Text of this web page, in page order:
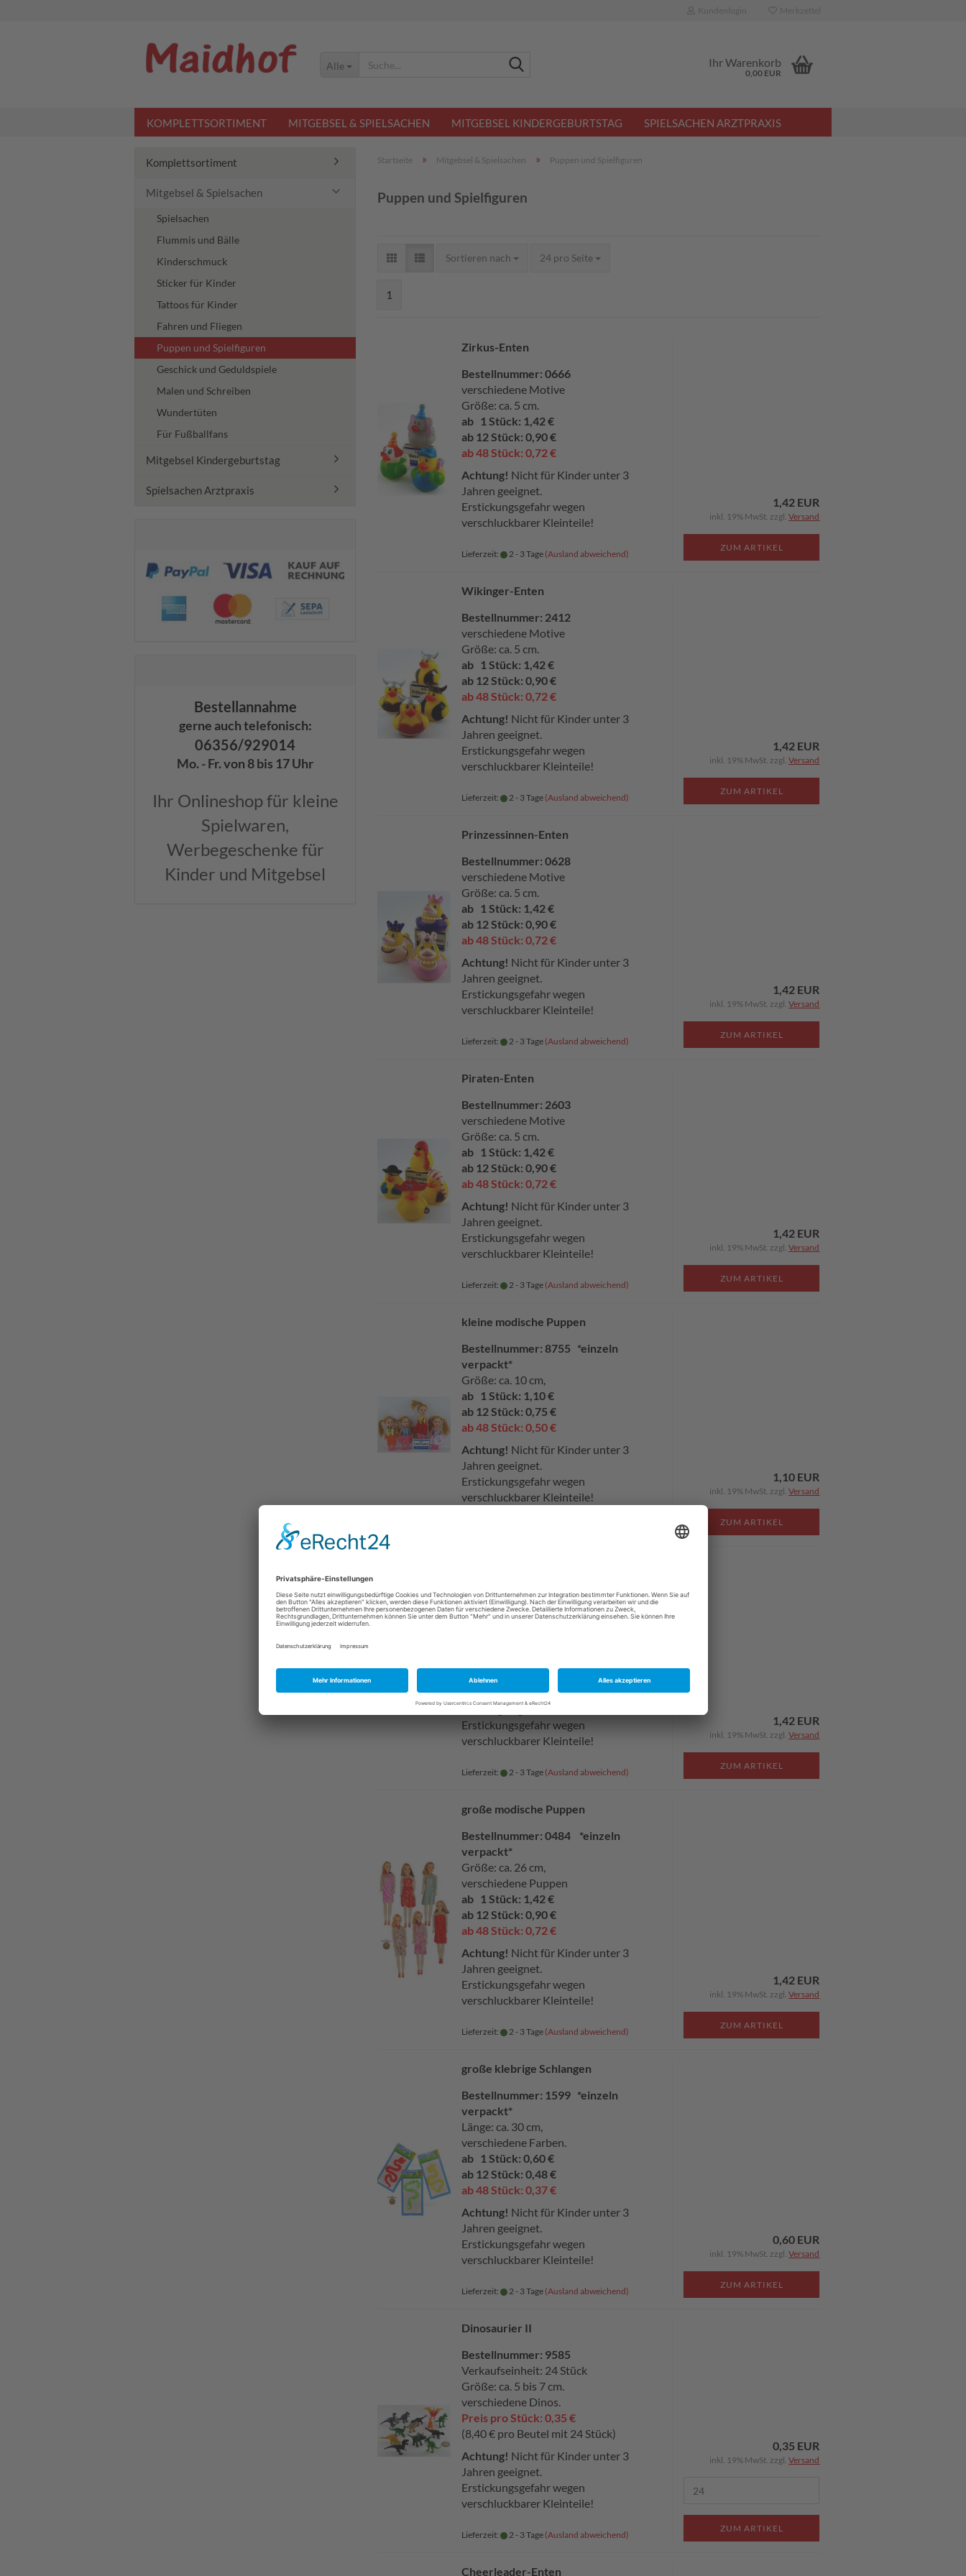
Kundenlogin Merkzettel
Alle Ihr Warenkorb
0,00 EUR
KOMPLETTSORTIMENT MITGEBSEL & SPIELSACHEN MITGEBSEL KINDERGEBURTSTAG SPIELSACHEN ARZTPRAXIS
Startseite » Mitgebsel & Spielsachen » Puppen und Spielfiguren
Puppen und Spielfiguren
Sortieren nach
Sortieren nach 24 pro Seite
pro Seite
1
Zirkus-Enten
Bestellnummer: 0666
verschiedene Motive
Größe: ca. 5 cm.
ab 1 Stück: 1,42 €
ab 12 Stück: 0,90 €
ab 48 Stück: 0,72 €
Achtung! Nicht für Kinder unter 3
Jahren geeignet.
Erstickungsgefahr wegen
verschluckbarer Kleinteile!
Lieferzeit: 2 - 3 Tage (Ausland abweichend)
1,42 EUR
inkl. 19% MwSt. zzgl.Versand
ZUM ARTIKEL
Wikinger-Enten
Bestellnummer: 2412
verschiedene Motive
Größe: ca. 5 cm.
ab 1 Stück: 1,42 €
ab 12 Stück: 0,90 €
ab 48 Stück: 0,72 €
Achtung! Nicht für Kinder unter 3
Jahren geeignet.
Erstickungsgefahr wegen
verschluckbarer Kleinteile!
Lieferzeit: 2 - 3 Tage (Ausland abweichend)
1,42 EUR
inkl. 19% MwSt. zzgl.Versand
ZUM ARTIKEL
Prinzessinnen-Enten
Bestellnummer: 0628
verschiedene Motive
Größe: ca. 5 cm.
ab 1 Stück: 1,42 €
ab 12 Stück: 0,90 €
ab 48 Stück: 0,72 €
Achtung! Nicht für Kinder unter 3
Jahren geeignet.
Erstickungsgefahr wegen
verschluckbarer Kleinteile!
Lieferzeit: 2 - 3 Tage (Ausland abweichend)
1,42 EUR
inkl. 19% MwSt. zzgl.Versand
ZUM ARTIKEL
Piraten-Enten
Bestellnummer: 2603
verschiedene Motive
Größe: ca. 5 cm.
ab 1 Stück: 1,42 €
ab 12 Stück: 0,90 €
ab 48 Stück: 0,72 €
Achtung! Nicht für Kinder unter 3
Jahren geeignet.
Erstickungsgefahr wegen
verschluckbarer Kleinteile!
Lieferzeit: 2 - 3 Tage (Ausland abweichend)
1,42 EUR
inkl. 19% MwSt. zzgl.Versand
ZUM ARTIKEL
kleine modische Puppen
Bestellnummer: 8755 *einzeln
verpackt*
Größe: ca. 10 cm,
ab 1 Stück: 1,10 €
ab 12 Stück: 0,75 €
ab 48 Stück: 0,50 €
Achtung! Nicht für Kinder unter 3
Jahren geeignet.
Erstickungsgefahr wegen
verschluckbarer Kleinteile!
1,10 EUR
inkl. 19% MwSt. zzgl.Versand
ZUM ARTIKEL
Bestellnummer: 6530
verschiedene Motive.
Größe: ca. 5 cm.
ab 48 Stück: 0,72 €
Achtung!Nicht für Kinder unter 3
Jahren geeignet.
Erstickungsgefahr wegen
verschluckbarer Kleinteile!
Lieferzeit: 2 - 3 Tage (Ausland abweichend)
1,42 EUR
inkl. 19% MwSt. zzgl.Versand
ZUM ARTIKEL
große modische Puppen
Bestellnummer: 0484 *einzeln
verpackt*
Größe: ca. 26 cm,
verschiedene Puppen
ab 1 Stück: 1,42 €
ab 12 Stück: 0,90 €
ab 48 Stück: 0,72 €
Achtung! Nicht für Kinder unter 3
Jahren geeignet.
Erstickungsgefahr wegen
verschluckbarer Kleinteile!
Lieferzeit: 2 - 3 Tage (Ausland abweichend)
1,42 EUR
inkl. 19% MwSt. zzgl.Versand
ZUM ARTIKEL
große klebrige Schlangen
Bestellnummer: 1599 *einzeln
verpackt*
Länge: ca. 30 cm,
verschiedene Farben.
ab 1 Stück: 0,60 €
ab 12 Stück: 0,48 €
ab 48 Stück: 0,37 €
Achtung! Nicht für Kinder unter 3
Jahren geeignet.
Erstickungsgefahr wegen
verschluckbarer Kleinteile!
Lieferzeit: 2 - 3 Tage (Ausland abweichend)
0,60 EUR
inkl. 19% MwSt. zzgl.Versand
ZUM ARTIKEL
Dinosaurier II
Bestellnummer: 9585
Verkaufseinheit: 24 Stück
Größe: ca. 5 bis 7 cm.
verschiedene Dinos.
Preis pro Stück: 0,35 €
(8,40 € pro Beutel mit 24 Stück)
Achtung! Nicht für Kinder unter 3
Jahren geeignet.
Erstickungsgefahr wegen
verschluckbarer Kleinteile!
Lieferzeit: 2 - 3 Tage (Ausland abweichend)
0,35 EUR
inkl. 19% MwSt. zzgl.Versand
ZUM ARTIKEL
Cheerleader-Enten
Komplettsortiment
Mitgebsel & Spielsachen
Spielsachen
Flummis und Bälle
Kinderschmuck
Sticker für Kinder
Tattoos für Kinder
Fahren und Fliegen
Puppen und Spielfiguren
Geschick und Geduldspiele
Malen und Schreiben
Wundertüten
Für Fußballfans
Mitgebsel Kindergeburtstag
Spielsachen Arztpraxis
Bestellannahme
gerne auch telefonisch:
06356/929014
Mo. - Fr. von 8 bis 17 Uhr
Ihr Onlineshop für kleine
Spielwaren,
Werbegeschenke für
Kinder und Mitgebsel